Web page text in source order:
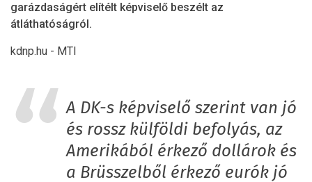
garázdaságért elítélt képviselő beszélt az
átláthatóságról.
kdnp.hu - MTI
A DK-s képviselő szerint van jó
és rossz külföldi befolyás, az
Amerikából érkező dollárok és
a Brüsszelből érkező eurók jó